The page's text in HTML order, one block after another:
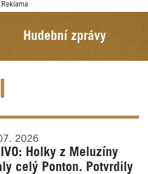
Reklama
Hudební zprávy
2026
Holky z Meluzíny
celý Ponton. Potvrdily